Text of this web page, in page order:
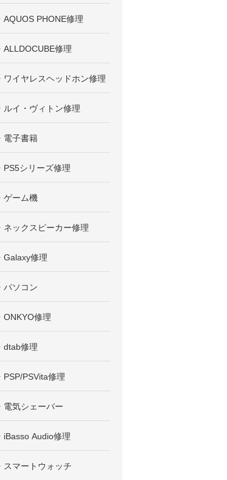
AQUOS PHONE修理
ALLDOCUBE修理
ワイヤレスヘッドホン修理
ルイ・ヴィトン修理
電子書籍
PS5シリーズ修理
ゲーム機
ネックスピーカー修理
Galaxy修理
パソコン
ONKYO修理
dtab修理
PSP/PSVita修理
電気シェーバー
iBasso Audio修理
スマートウォッチ